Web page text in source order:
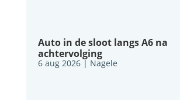
Auto in de sloot langs A6 na
achtervolging
6 aug 2026| Nagele